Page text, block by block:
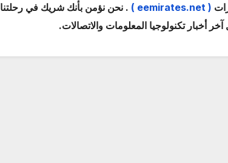
( eemirates.net )
. نحن نؤمن بأنك شريك في رحلتنا
أخبار تكنولوجيا المعلومات والاتصالات.